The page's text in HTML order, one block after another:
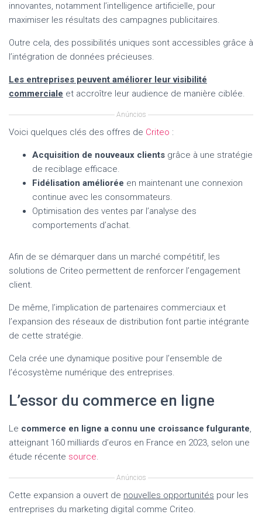
innovantes, notamment l’intelligence artificielle, pour
maximiser les résultats des campagnes publicitaires.
Outre cela, des possibilités uniques sont accessibles grâce à
l’intégration de données précieuses.
Les entreprises peuvent améliorer leur visibilité
commerciale et accroître leur audience de manière ciblée.
Anúncios
Voici quelques clés des offres de Criteo :
Acquisition de nouveaux clients grâce à une stratégie
de reciblage efficace.
Fidélisation améliorée en maintenant une connexion
continue avec les consommateurs.
Optimisation des ventes par l’analyse des
comportements d’achat.
Afin de se démarquer dans un marché compétitif, les
solutions de Criteo permettent de renforcer l’engagement
client.
De même, l’implication de partenaires commerciaux et
l’expansion des réseaux de distribution font partie intégrante
de cette stratégie.
Cela crée une dynamique positive pour l’ensemble de
l’écosystème numérique des entreprises.
L’essor du commerce en ligne
Le commerce en ligne a connu une croissance fulgurante,
atteignant 160 milliards d’euros en France en 2023, selon une
étude récente source.
Anúncios
Cette expansion a ouvert de nouvelles opportunités pour les
entreprises du marketing digital comme Criteo.